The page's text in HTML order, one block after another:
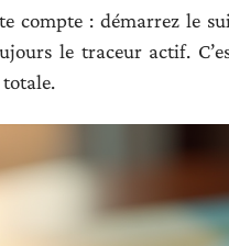
compte : démarrez le
le traceur actif.